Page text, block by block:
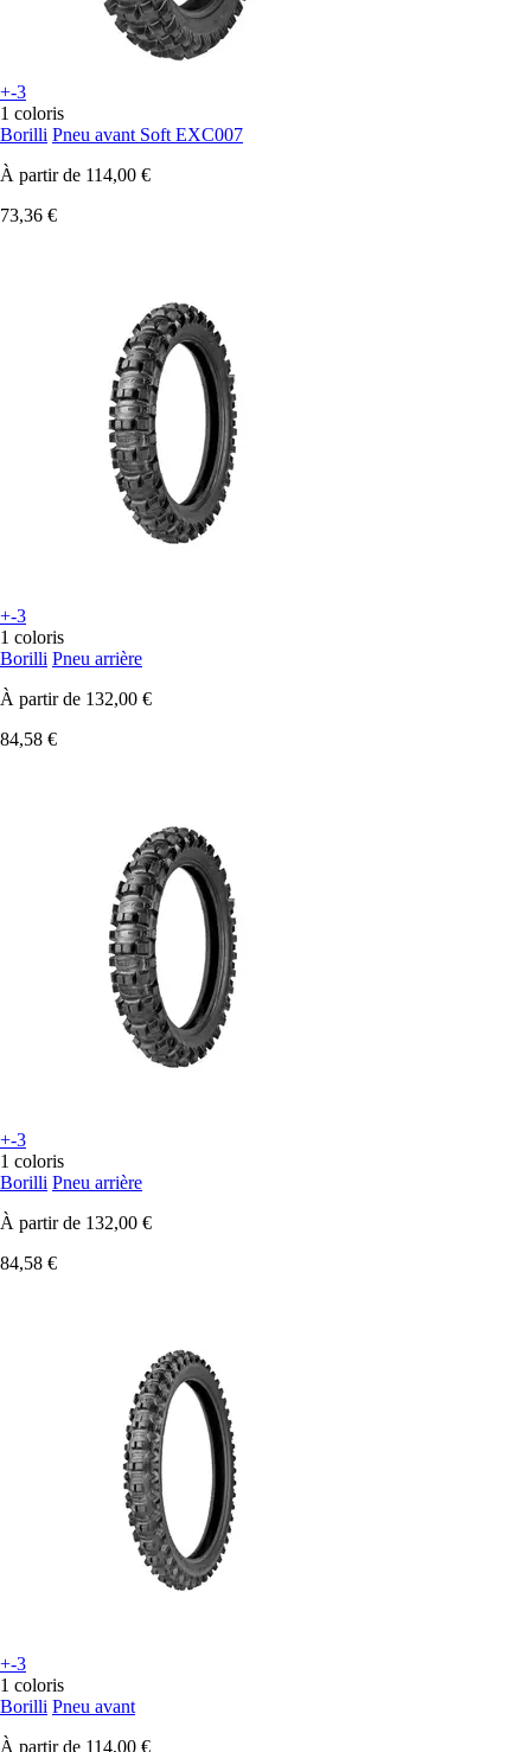
+-3
1 coloris
Borilli Pneu avant Soft EXC007
À partir de 114,00 €
73,36 €
+-3
1 coloris
Borilli Pneu arrière
À partir de 132,00 €
84,58 €
+-3
1 coloris
Borilli Pneu arrière
À partir de 132,00 €
84,58 €
+-3
1 coloris
Borilli Pneu avant
À partir de 114,00 €